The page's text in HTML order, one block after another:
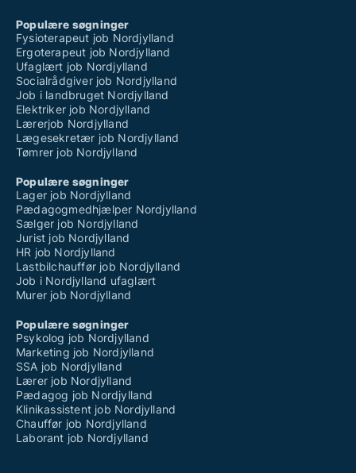
Populære søgninger
Fysioterapeut job Nordjylland
Ergoterapeut job Nordjylland
Ufaglært job Nordjylland
Socialrådgiver job Nordjylland
Job i landbruget Nordjylland
Elektriker job Nordjylland
Lærerjob Nordjylland
Lægesekretær job Nordjylland
Tømrer job Nordjylland
Populære søgninger
Lager job Nordjylland
Pædagogmedhjælper Nordjylland
Sælger job Nordjylland
Jurist job Nordjylland
HR job Nordjylland
Lastbilchauffør job Nordjylland
Job i Nordjylland ufaglært
Murer job Nordjylland
Populære søgninger
Psykolog job Nordjylland
Marketing job Nordjylland
SSA job Nordjylland
Lærer job Nordjylland
Pædagog job Nordjylland
Klinikassistent job Nordjylland
Chauffør job Nordjylland
Laborant job Nordjylland